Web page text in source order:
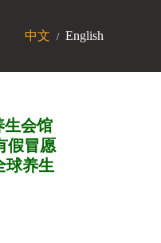
中文 / English
生会馆
假冒愿
球养生